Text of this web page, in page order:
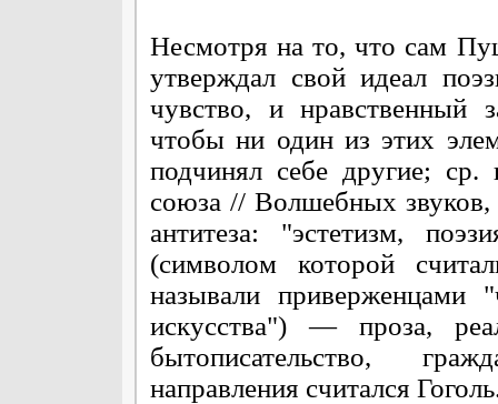
Несмотря на то, что сам
утверждал свой идеал
чувство, и нравственный
чтобы ни один из этих
подчинял себе другие;
союза // Волшебных звуков,
антитеза: "эстетизм,
(символом которой
называли приверженцами
искусства") — проза,
бытописательство,
направления считался